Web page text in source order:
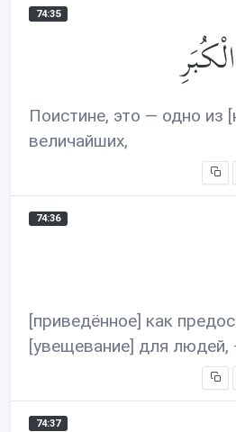
74:35
Поистине, это — одно из
величайших,
74:36
[приведённое] как
[увещевание] для людей,
74:37